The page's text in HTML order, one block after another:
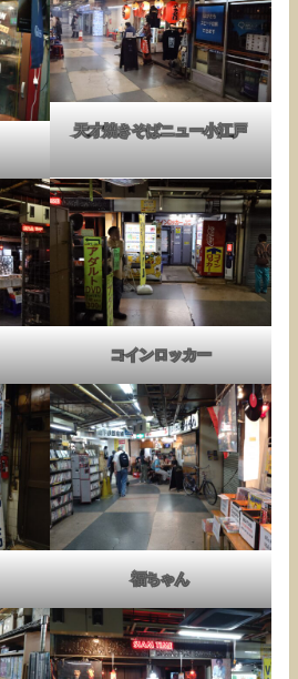
天才焼きそばニュー小江戸
コインロッカー
福ちゃん